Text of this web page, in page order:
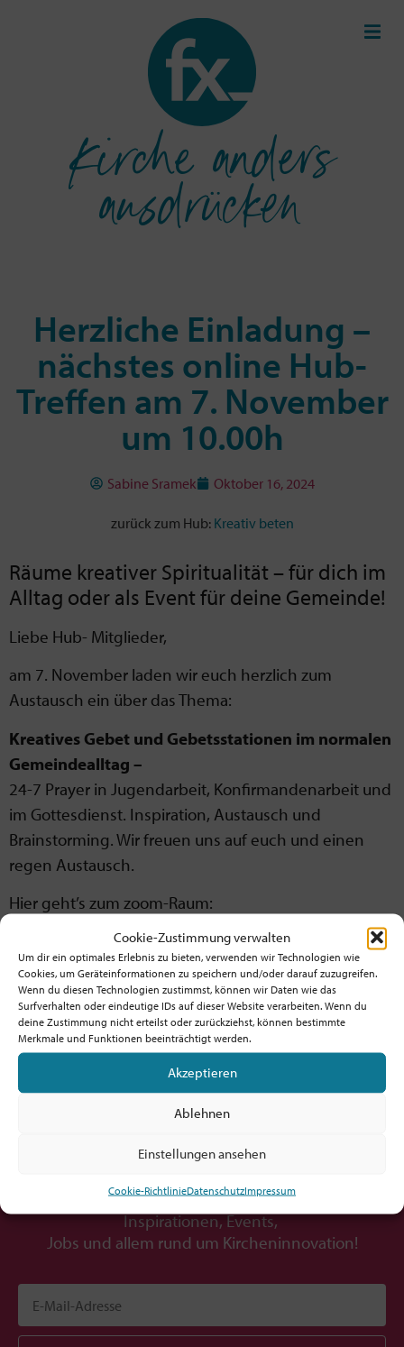
Cookie-Zustimmung verwalten
Um dir ein optimales Erlebnis zu bieten, verwenden wir Technologien wie
Cookies, um Geräteinformationen zu speichern und/oder darauf zuzugreifen.
Wenn du diesen Technologien zustimmst, können wir Daten wie das
Surfverhalten oder eindeutige IDs auf dieser Website verarbeiten. Wenn du
deine Zustimmung nicht erteilst oder zurückziehst, können bestimmte
Merkmale und Funktionen beeinträchtigt werden.
Akzeptieren
Ablehnen
Einstellungen ansehen
Cookie-RichtlinieDatenschutzImpressum
Kirche anders
ausdrücken
Herzliche Einladung –
nächstes online Hub-
Treffen am 7. November
um 10.00h
Sabine Sramek Oktober 16, 2024
zurück zum Hub: Kreativ beten
Räume kreativer Spiritualität – für dich im
Alltag oder als Event für deine Gemeinde!
Liebe Hub- Mitglieder,
am 7. November laden wir euch herzlich zum
Austausch ein über das Thema:
Kreatives Gebet und Gebetsstationen im normalen
Gemeindealltag –
24-7 Prayer in Jugendarbeit, Konfirmandenarbeit und
im Gottesdienst. Inspiration, Austausch und
Brainstorming. Wir freuen uns auf euch und einen
regen Austausch.
Hier geht’s zum zoom-Raum:
https://us02web.zoom.us/j/89336796073?
pwd=vPeQaPy0NXxDjiPlXijcxwFP7cL7X3.1
Ganz herzliche Grüße,
Markus Lägel & Steffi Steinbach
Möchtest du am Ball bleiben?
Hol dir den fx-Newsletter mit
Inspirationen, Events,
Jobs und allem rund um Kircheninnovation!